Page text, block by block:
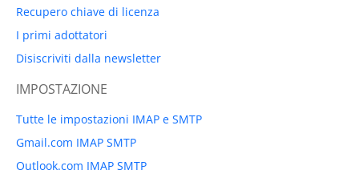
Recupero chiave di licenza
I primi adottatori
Disiscriviti dalla newsletter
IMPOSTAZIONE
Tutte le impostazioni IMAP e SMTP
Gmail.com IMAP SMTP
Outlook.com IMAP SMTP